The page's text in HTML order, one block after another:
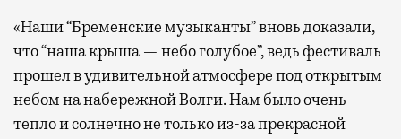
«Наши “Бременские музыканты” вновь доказали,
что “наша крыша — небо голубое”, ведь фестиваль
прошел в удивительной атмосфере под открытым
небом на набережной Волги. Нам было очень
тепло и солнечно не только из-за прекрасной